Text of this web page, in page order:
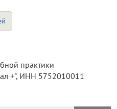
+", ИНН 5752010011